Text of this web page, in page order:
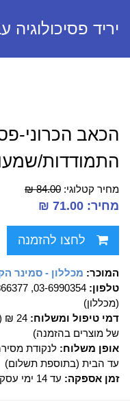
יריד פסיכולוגיה
הכאב הכרוני-
התמודדות/
מחיר קטלוגי: 84.00 ₪
מחיר: 71.00 ₪
לחצו להזמנה
המוכר: מכללון - סמינר
טלפון:
6866377
(מכללון)
דמי טיפול ומשלוח:
24
של מוצרים בהזמנה)
אופן משלוח: לנקודת
עד הבית (בתוספת תשלום)
זמן אספקה: עד 14 ימי עסקים